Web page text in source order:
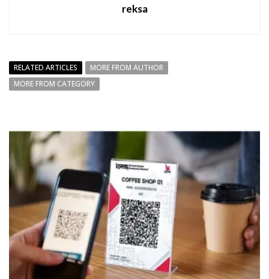
reksa
RELATED ARTICLES
MORE FROM AUTHOR
MORE FROM CATEGORY